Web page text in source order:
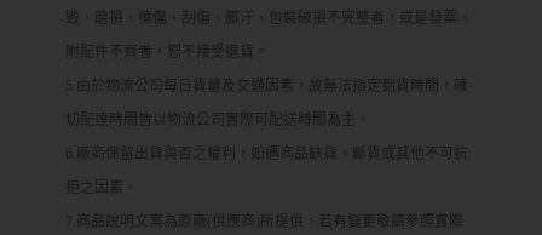
毀、磨損、擦傷、刮傷、髒汙、包裝破損不完整者，或是發票、
附配件不齊者，恕不接受退貨。
5.由於物流公司每日貨量及交通因素，故無法指定到貨時間，確
切配達時間皆以物流公司實際可配送時間為主。
6.廠商保留出貨與否之權利，如遇商品缺貨、斷貨或其他不可抗
拒之因素。
7.商品說明文案為原廠(供應商)所提供，若有變更敬請參照實際